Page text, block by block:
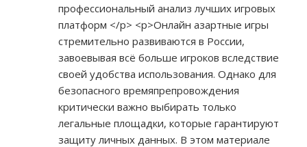
профессиональный анализ лучших игровых
платформ </p> <p>Онлайн азартные игры
стремительно развиваются в России,
завоевывая всё больше игроков вследствие
своей удобства использования. Однако для
безопасного времяпрепровождения
критически важно выбирать только
легальные площадки, которые гарантируют
защиту личных данных. В этом материале